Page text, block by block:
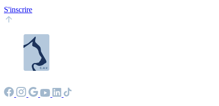
S'inscrire